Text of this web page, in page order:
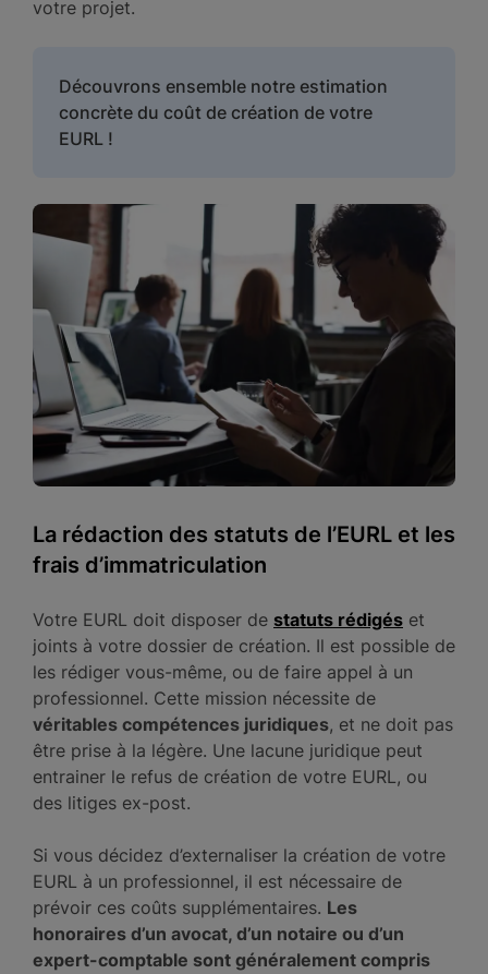
votre projet.
Découvrons ensemble notre estimation
concrète du coût de création de votre
EURL !
La rédaction des statuts de l’EURL et les
frais d’immatriculation
Votre EURL doit disposer de statuts rédigés et
joints à votre dossier de création. Il est possible de
les rédiger vous-même, ou de faire appel à un
professionnel. Cette mission nécessite de
véritables compétences juridiques, et ne doit pas
être prise à la légère. Une lacune juridique peut
entrainer le refus de création de votre EURL, ou
des litiges ex-post.
Si vous décidez d’externaliser la création de votre
EURL à un professionnel, il est nécessaire de
prévoir ces coûts supplémentaires. Les
honoraires d’un avocat, d’un notaire ou d’un
expert-comptable sont généralement compris